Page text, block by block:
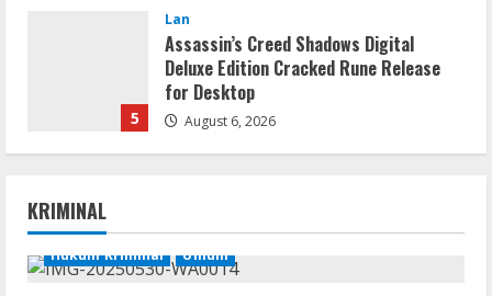
5
Lan
Assassin’s Creed Shadows Digital
Deluxe Edition Cracked Rune Release
for Desktop
August 6, 2026
1
KRIMINAL
Hukum Kriminal Umum